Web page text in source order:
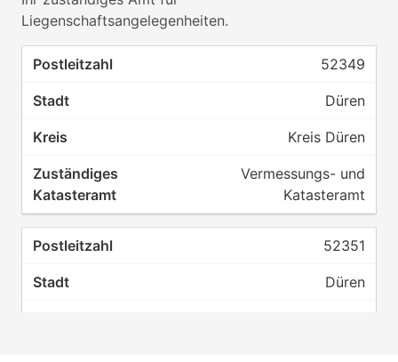
Liegenschaftsangelegenheiten.
52349
Düren
Kreis Düren
Vermessungs- und
Katasteramt
52351
Düren